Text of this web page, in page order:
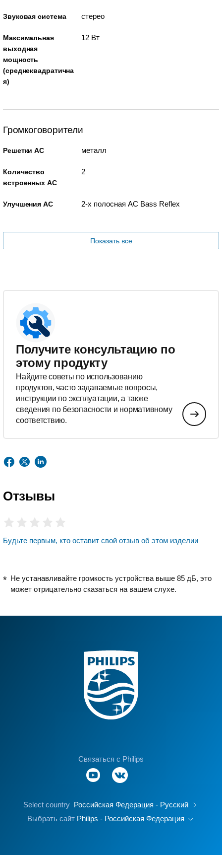
Звуковая система стерео
Максимальная
выходная
мощность
(среднеквадратична
я)
12 Вт
Громкоговорители
Решетки АС металл
Количество
встроенных АС
2
Улучшения АС 2-х полосная АС Bass Reflex
Показать все
Получите консультацию по
этому продукту
Найдите советы по использованию
продуктов, часто задаваемые вопросы,
инструкции по эксплуатации, а также
сведения по безопасности и нормативному
соответствию.
Отзывы
Будьте первым, кто оставит свой отзыв об этом изделии
Не устанавливайте громкость устройства выше 85 дБ, это
может отрицательно сказаться на вашем слухе.
Связаться с Philips
Select country Российская Федерация - Русский
Выбрать сайт Philips - Российская Федерация